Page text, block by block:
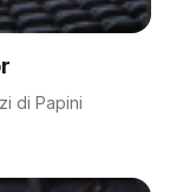
di Papini